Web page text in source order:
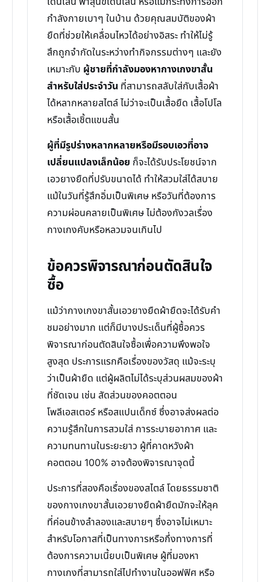
กำลังกายเบาๆ ในบ้าน ด้วยคุณสมบัติของผ้า
ยืดที่ช่วยให้เคลื่อนไหวได้อย่างอิสระ ทำให้ไม่รู้
สึกถูกจำกัดในระหว่างทำกิจกรรมต่างๆ และยัง
เหมาะกับ ผู้ชายที่กำลังมองหากางเกงขาสั้น
สำหรับใส่ประจำวัน ที่สามารถสลับใส่กับเสื้อผ้า
ได้หลากหลายสไตล์ ไม่ว่าจะเป็นเสื้อยืด เสื้อโปโล
หรือเสื้อเชิ้ตแขนสั้น
ผู้ที่มีรูปร่างหลากหลายหรือมีรอบเอวที่อาจ
เปลี่ยนแปลงเล็กน้อย ก็จะได้รับประโยชน์จาก
เอวยางยืดที่ปรับขนาดได้ ทำให้สวมใส่ได้สบาย
แม้ในวันที่รู้สึกอิ่มเป็นพิเศษ หรือวันที่ต้องการ
ความผ่อนคลายเป็นพิเศษ ไม่ต้องกังวลเรื่อง
กางเกงคับหรือหลวมจนเกินไป
ข้อควรพิจารณาก่อนตัดสินใจ
ซื้อ
แม้ว่ากางเกงขาสั้นเอวยางยืดผ้ายืดจะได้รับคำ
ชมอย่างมาก แต่ก็มีบางประเด็นที่ผู้ซื้อควร
พิจารณาก่อนตัดสินใจซื้อเพื่อความพึงพอใจ
สูงสุด ประการแรกคือเรื่องของวัสดุ แม้จะระบุ
ว่าเป็นผ้ายืด แต่ผู้ผลิตไม่ได้ระบุส่วนผสมของผ้า
ที่ชัดเจน เช่น สัดส่วนของคอตตอน
โพลีเอสเตอร์ หรือสแปนเด็กซ์ ซึ่งอาจส่งผลต่อ
ความรู้สึกในการสวมใส่ การระบายอากาศ และ
ความทนทานในระยะยาว ผู้ที่คาดหวังผ้า
คอตตอน 100% อาจต้องพิจารณาจุดนี้
ประการที่สองคือเรื่องของสไตล์ โดยธรรมชาติ
ของกางเกงขาสั้นเอวยางยืดผ้ายืดมักจะให้ลุค
ที่ค่อนข้างลำลองและสบายๆ ซึ่งอาจไม่เหมาะ
สำหรับโอกาสที่เป็นทางการหรือกึ่งทางการที่
ต้องการความเนี้ยบเป็นพิเศษ ผู้ที่มองหา
กางเกงที่สามารถใส่ไปทำงานในออฟฟิศ หรือ